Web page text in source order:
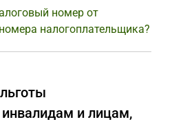
номер от
налогоплательщика?
и лицам,